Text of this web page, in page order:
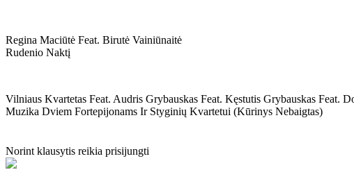
Regina Maciūtė Feat. Birutė Vainiūnaitė
Rudenio Naktį
Vilniaus Kvartetas Feat. Audris Grybauskas Feat. Kęstutis Grybauskas Feat.
Muzika Dviem Fortepijonams Ir Styginių Kvartetui (kūrinys Nebaigtas)
Norint klausytis reikia prisijungti